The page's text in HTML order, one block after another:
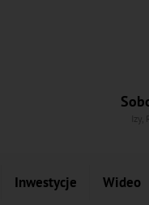
Inwestycje Wideo